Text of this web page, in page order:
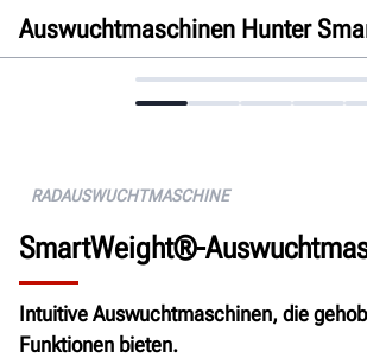
Auswuchtmaschinen Hunter
Technische Daten
RADAUSWUCHTMASCHINE
SmartWeight®-
Intuitive Auswuchtmaschinen, die
Funktionen bieten.